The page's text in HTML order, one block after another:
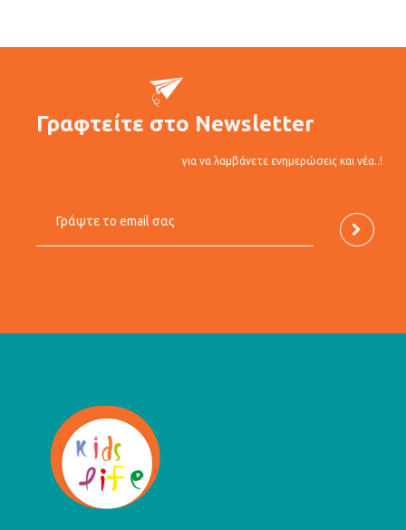
Γραφτείτε στο Newsletter
για να λαμβάνετε ενημερώσεις και νέα..!